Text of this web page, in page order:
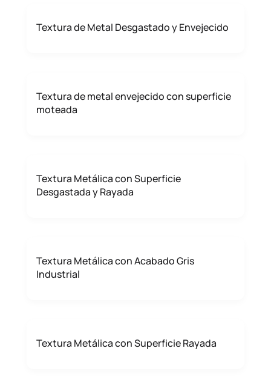
Textura de Metal Desgastado y Envejecido
Textura de metal envejecido con superficie
moteada
Textura Metálica con Superficie
Desgastada y Rayada
Textura Metálica con Acabado Gris
Industrial
Textura Metálica con Superficie Rayada